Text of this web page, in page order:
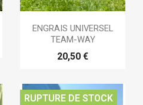
ENGRAIS UNIVERSEL
TEAM-WAY
20,50 €
RUPTURE DE STOCK